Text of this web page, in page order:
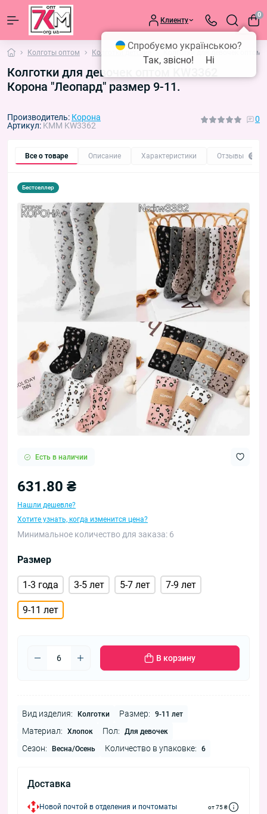
Клиенту
0
Колготы оптом Колготки детские Колготки для девочек
Колготки для девочек оптом KW3362
Корона "Леопард" размер 9-11.
Производитель: Корона
Артикул: KMM KW3362
0
Все о товаре Описание Характеристики Отзывы 0
Бестселлер
Есть в наличии
631.80 ₴
Нашли дешевле?
Хотите узнать, когда изменится цена?
Минимальное количество для заказа: 6
Размер
1-3 года 3-5 лет 5-7 лет 7-9 лет
9-11 лет
В корзину
Вид изделия: Колготки Размер: 9-11 лет
Материал: Хлопок Пол: Для девочек
Сезон: Весна/Осень Количество в упаковке: 6
Доставка
Новой почтой в отделения и почтоматы от 75 ₴
Спробуємо українською?
Так, звісно!
Ні